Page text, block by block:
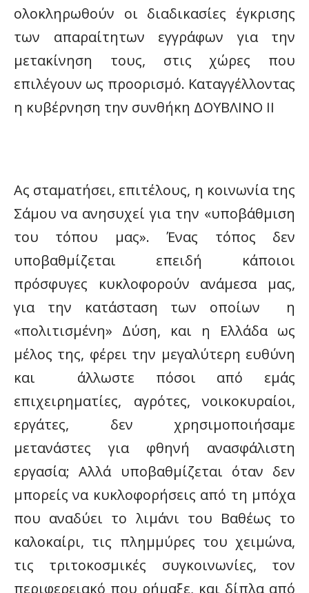
ολοκληρωθούν οι διαδικασίες έγκρισης
των απαραίτητων εγγράφων για την
μετακίνηση τους, στις χώρες που
επιλέγουν ως προορισμό. Kαταγγέλλοντας
η κυβέρνηση την συνθήκη ΔΟΥΒΛΙΝΟ ΙΙ
Ας σταματήσει, επιτέλους, η κοινωνία της
Σάμου να ανησυχεί για την «υποβάθμιση
του τόπου μας». Ένας τόπος δεν
υποβαθμίζεται επειδή κάποιοι
πρόσφυγες κυκλοφορούν ανάμεσα μας,
για την κατάσταση των οποίων η
«πολιτισμένη» Δύση, και η Ελλάδα ως
μέλος της, φέρει την μεγαλύτερη ευθύνη
και άλλωστε πόσοι από εμάς
επιχειρηματίες, αγρότες, νοικοκυραίοι,
εργάτες, δεν χρησιμοποιήσαμε
μετανάστες για φθηνή ανασφάλιστη
εργασία; Αλλά υποβαθμίζεται όταν δεν
μπορείς να κυκλοφορήσεις από τη μπόχα
που αναδύει το λιμάνι του Βαθέως το
καλοκαίρι, τις πλημμύρες του χειμώνα,
τις τριτοκοσμικές συγκοινωνίες, τον
περιφερειακό που ρήμαξε, και δίπλα από